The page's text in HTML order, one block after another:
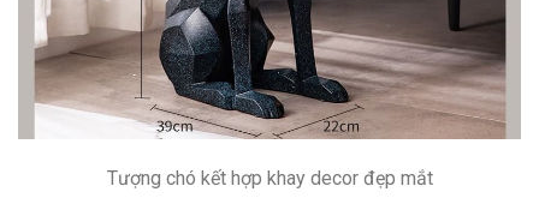
Tượng chó kết hợp khay decor đẹp mắt